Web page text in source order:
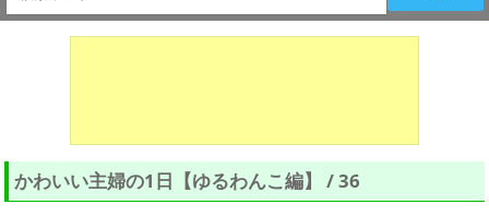
かわいい主婦の1日【ゆるわんこ編】 / 36